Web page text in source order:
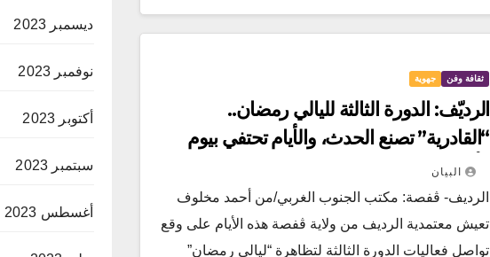
ثقافة وفن جهوية
الرديّف: الدورة الثالثة لليالي رمضان..
“القادرية” تصنع الحدث، والأيام تحتفي بيوم
الأرض وفاءً للقضية الفلسطينية
البيان
الرديف- ڨفصة: مكتب الجنوب الغربي/من أحمد مخلوف
تعيش معتمدية الرديف من ولاية ڨفصة هذه الأيام على وقع
تواصل فعاليات الدورة الثالثة لتظاهرة “ليالي رمضان”
ديسمبر 2023
نوفمبر 2023
أكتوبر 2023
سبتمبر 2023
أغسطس 2023